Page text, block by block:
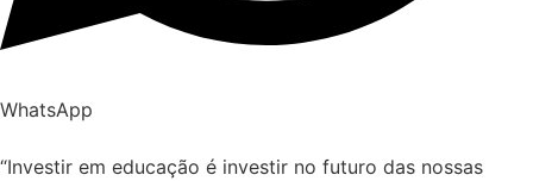
WhatsApp
“Investir em educação é investir no futuro das nossas